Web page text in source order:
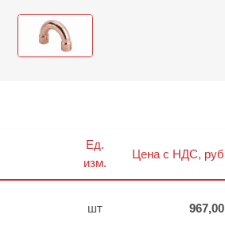
Ед.
изм.
Цена с НДС, руб
шт 967,00